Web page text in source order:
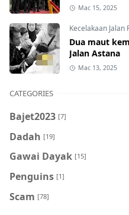
Mac 15, 2025
Kecelakaan Jalan
Dua maut
Jalan Astana
Mac 13, 2025
CATEGORIES
Bajet2023 [7]
Dadah [19]
Gawai Dayak [15]
Penguins [1]
Scam [78]